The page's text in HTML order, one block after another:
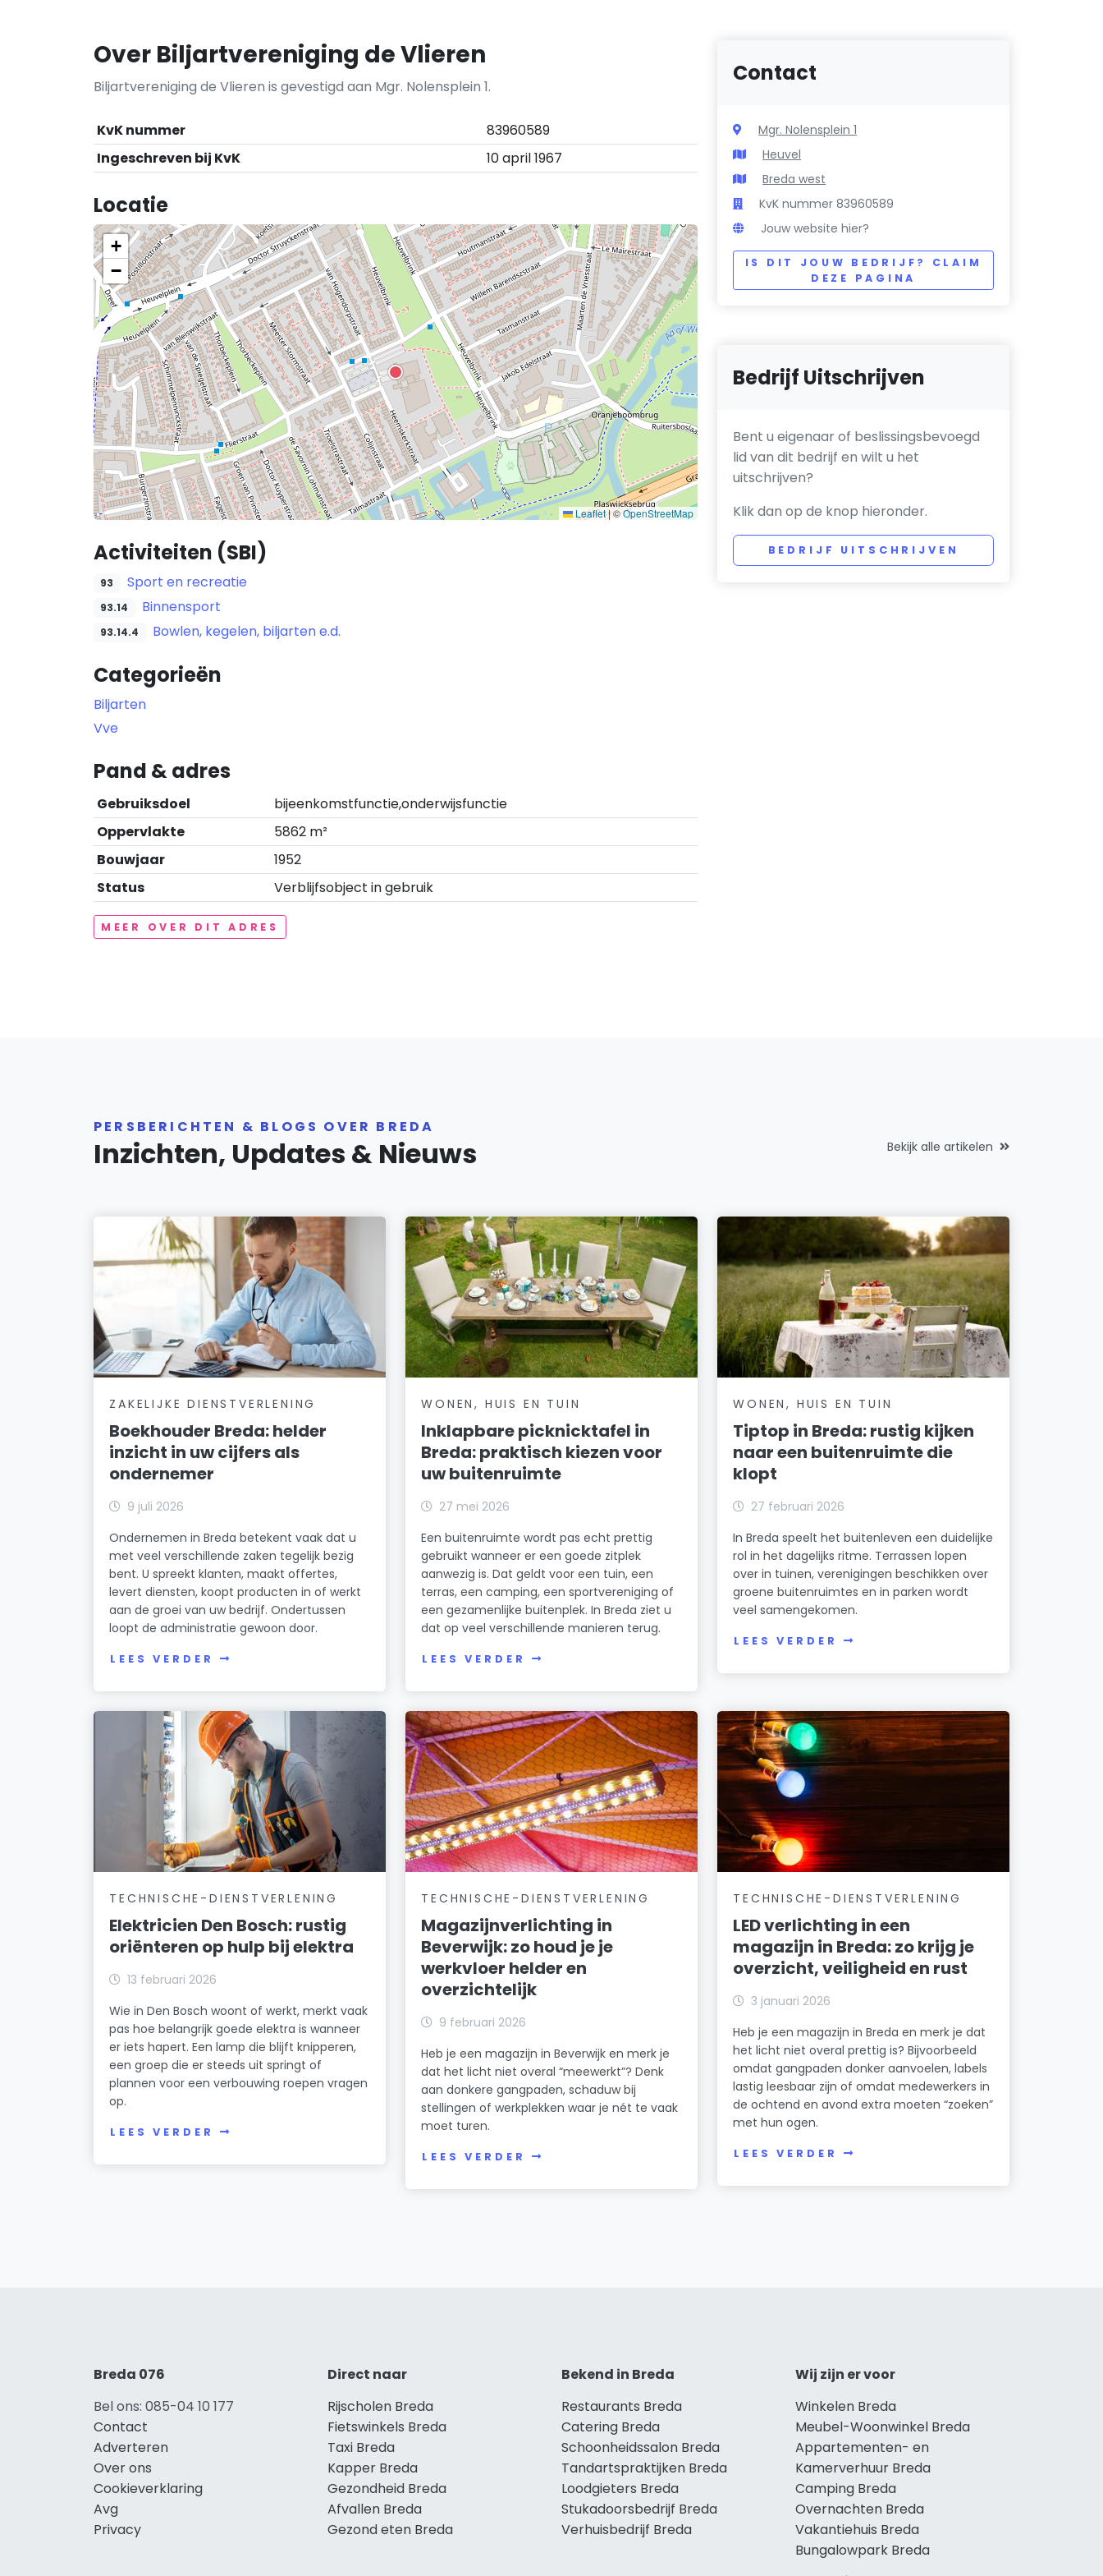
Over Biljartvereniging de Vlieren
Biljartvereniging de Vlieren is gevestigd aan Mgr. Nolensplein 1.
KvK nummer
83960589
Ingeschreven bij KvK
10 april 1967
Locatie
+
−
Leaflet|©OpenStreetMap
Activiteiten (SBI)
93 Sport en recreatie
93.14 Binnensport
93.14.4 Bowlen, kegelen, biljarten e.d.
Categorieën
Biljarten
Vve
Pand & adres
Gebruiksdoel
bijeenkomstfunctie,onderwijsfunctie
Oppervlakte
5862 m²
Bouwjaar
1952
Status
Verblijfsobject in gebruik
MEER OVER DIT ADRES
Contact
Mgr. Nolensplein 1
Heuvel
Breda west
KvK nummer 83960589
Jouw website hier?
IS DIT JOUW BEDRIJF? CLAIM
DEZE PAGINA
Bedrijf Uitschrijven
Bent u eigenaar of beslissingsbevoegd
lid van dit bedrijf en wilt u het
uitschrijven?
Klik dan op de knop hieronder.
BEDRIJF UITSCHRIJVEN
PERSBERICHTEN & BLOGS OVER BREDA
Inzichten, Updates & Nieuws Bekijk alle artikelen
ZAKELIJKE DIENSTVERLENING
Boekhouder Breda: helder
inzicht in uw cijfers als
ondernemer
9 juli 2026
Ondernemen in Breda betekent vaak dat u
met veel verschillende zaken tegelijk bezig
bent. U spreekt klanten, maakt offertes,
levert diensten, koopt producten in of werkt
aan de groei van uw bedrijf. Ondertussen
loopt de administratie gewoon door.
LEES VERDER
WONEN, HUIS EN TUIN
Inklapbare picknicktafel in
Breda: praktisch kiezen voor
uw buitenruimte
27 mei 2026
Een buitenruimte wordt pas echt prettig
gebruikt wanneer er een goede zitplek
aanwezig is. Dat geldt voor een tuin, een
terras, een camping, een sportvereniging of
een gezamenlijke buitenplek. In Breda ziet u
dat op veel verschillende manieren terug.
LEES VERDER
WONEN, HUIS EN TUIN
Tiptop in Breda: rustig kijken
naar een buitenruimte die
klopt
27 februari 2026
In Breda speelt het buitenleven een duidelijke
rol in het dagelijks ritme. Terrassen lopen
over in tuinen, verenigingen beschikken over
groene buitenruimtes en in parken wordt
veel samengekomen.
LEES VERDER
TECHNISCHE-DIENSTVERLENING
Elektricien Den Bosch: rustig
oriënteren op hulp bij elektra
13 februari 2026
Wie in Den Bosch woont of werkt, merkt vaak
pas hoe belangrijk goede elektra is wanneer
er iets hapert. Een lamp die blijft knipperen,
een groep die er steeds uit springt of
plannen voor een verbouwing roepen vragen
op.
LEES VERDER
TECHNISCHE-DIENSTVERLENING
Magazijnverlichting in
Beverwijk: zo houd je je
werkvloer helder en
overzichtelijk
9 februari 2026
Heb je een magazijn in Beverwijk en merk je
dat het licht niet overal “meewerkt”? Denk
aan donkere gangpaden, schaduw bij
stellingen of werkplekken waar je nét te vaak
moet turen.
LEES VERDER
TECHNISCHE-DIENSTVERLENING
LED verlichting in een
magazijn in Breda: zo krijg je
overzicht, veiligheid en rust
3 januari 2026
Heb je een magazijn in Breda en merk je dat
het licht niet overal prettig is? Bijvoorbeeld
omdat gangpaden donker aanvoelen, labels
lastig leesbaar zijn of omdat medewerkers in
de ochtend en avond extra moeten “zoeken”
met hun ogen.
LEES VERDER
Breda 076
Bel ons: 085-04 10 177
Contact
Adverteren
Over ons
Cookieverklaring
Avg
Privacy
Direct naar
Rijscholen Breda
Fietswinkels Breda
Taxi Breda
Kapper Breda
Gezondheid Breda
Afvallen Breda
Gezond eten Breda
Bekend in Breda
Restaurants Breda
Catering Breda
Schoonheidssalon Breda
Tandartspraktijken Breda
Loodgieters Breda
Stukadoorsbedrijf Breda
Verhuisbedrijf Breda
Wij zijn er voor
Winkelen Breda
Meubel-Woonwinkel Breda
Appartementen- en
Kamerverhuur Breda
Camping Breda
Overnachten Breda
Vakantiehuis Breda
Bungalowpark Breda